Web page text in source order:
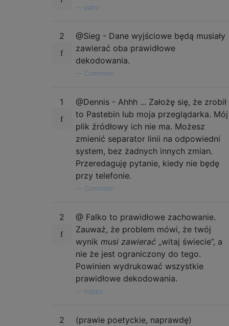
patrz
2
@Sieg - Dane wyjściowe będą musiały
zawierać oba prawidłowe
dekodowania.
Comintern
1
@Dennis - Ahhh ... Założę się, że zrobił
to Pastebin lub moja przeglądarka. Mój
plik źródłowy ich nie ma. Możesz
zmienić separator linii na odpowiedni
system, bez żadnych innych zmian.
Przeredaguję pytanie, kiedy nie będę
przy telefonie.
Comintern
2
@ Falko to prawidłowe zachowanie.
Zauważ, że problem mówi, że twój
wynik musi zawierać „witaj świecie”, a
nie że jest ograniczony do tego.
Powinien wydrukować wszystkie
prawidłowe dekodowania.
hobbs
2 (prawie poetyckie, naprawdę)